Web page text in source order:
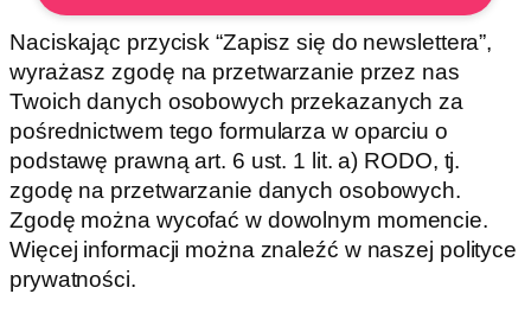
Naciskając przycisk “Zapisz się do newslettera”,
wyrażasz zgodę na przetwarzanie przez nas
Twoich danych osobowych przekazanych za
pośrednictwem tego formularza w oparciu o
podstawę prawną art. 6 ust. 1 lit. a) RODO, tj.
zgodę na przetwarzanie danych osobowych.
Zgodę można wycofać w dowolnym momencie.
Więcej informacji można znaleźć w naszej polityce
prywatności.